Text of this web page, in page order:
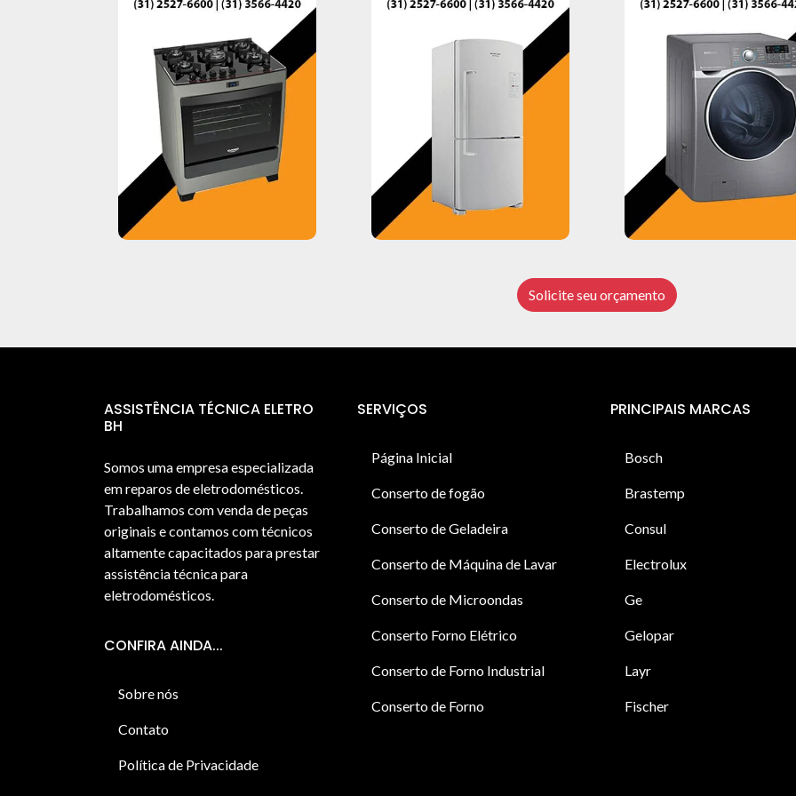
Solicite seu orçamento
ASSISTÊNCIA TÉCNICA ELETRO
BH
Somos uma empresa especializada
em reparos de eletrodomésticos.
Trabalhamos com venda de peças
originais e contamos com técnicos
altamente capacitados para prestar
assistência técnica para
eletrodomésticos.
CONFIRA AINDA...
Sobre nós
Contato
Política de Privacidade
SERVIÇOS
Página Inicial
Conserto de fogão
Conserto de Geladeira
Conserto de Máquina de Lavar
Conserto de Microondas
Conserto Forno Elétrico
Conserto de Forno Industrial
Conserto de Forno
PRINCIPAIS MARCAS
Bosch
Brastemp
Consul
Electrolux
Ge
Gelopar
Layr
Fischer